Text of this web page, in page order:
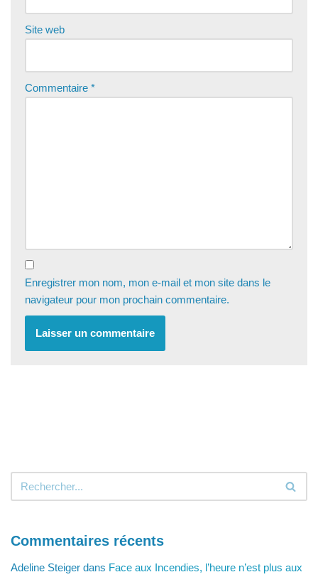
Site web
Commentaire *
Enregistrer mon nom, mon e-mail et mon site dans le
navigateur pour mon prochain commentaire.
Commentaires récents
Adeline Steiger dans Face aux Incendies, l’heure n’est plus aux